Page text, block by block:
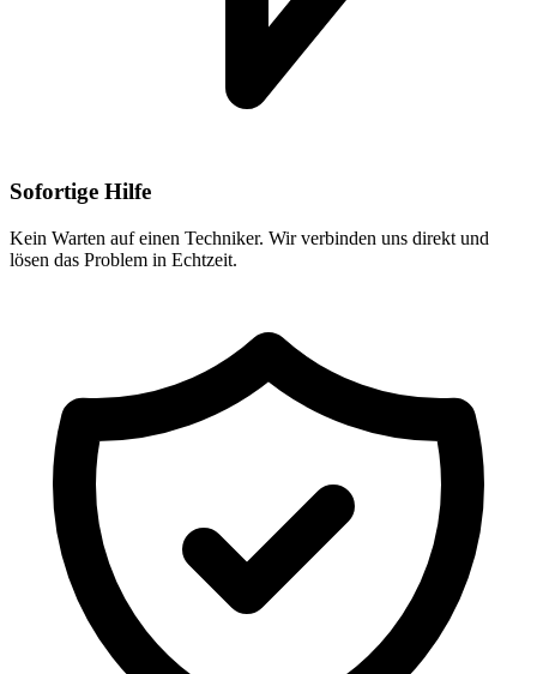
Sofortige Hilfe
Kein Warten auf einen Techniker. Wir verbinden uns direkt und
lösen das Problem in Echtzeit.